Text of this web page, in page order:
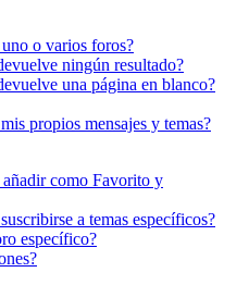
o varios foros?
ningún resultado?
una página en blanco?
propios mensajes y temas?
añadir como Favorito y
a temas específicos?
específico?